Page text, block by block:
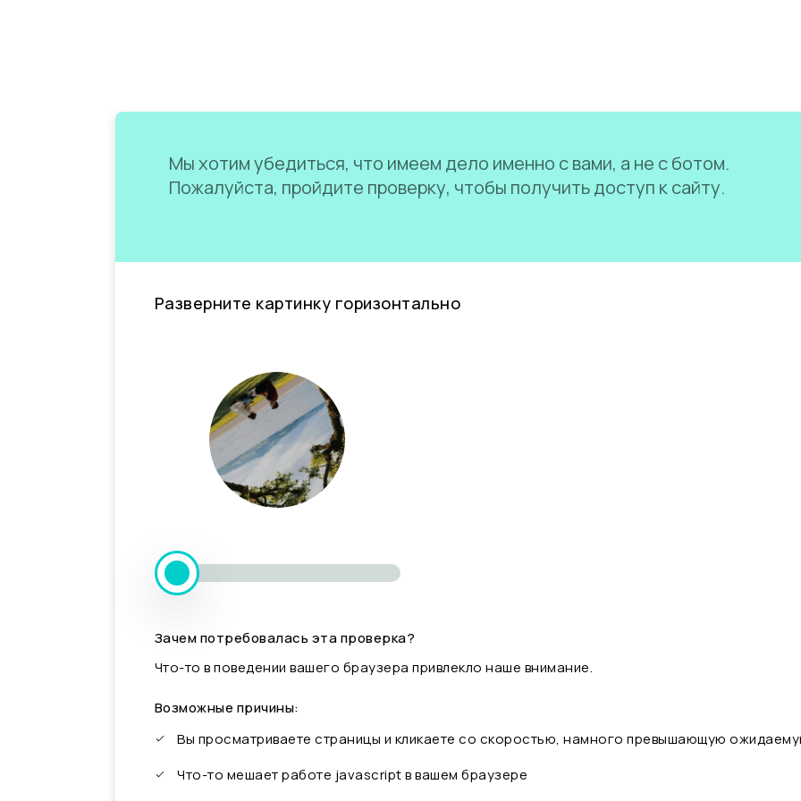
Мы хотим убедиться, что имеем дело именно с вами, а не с ботом.
Пожалуйста, пройдите проверку, чтобы получить доступ к сайту.
Разверните картинку горизонтально
Зачем потребовалась эта проверка?
Что-то в поведении вашего браузера привлекло наше внимание.
Возможные причины:
Вы просматриваете страницы и кликаете со скоростью, намного превышающую
Что-то мешает работе javascript в вашем браузере